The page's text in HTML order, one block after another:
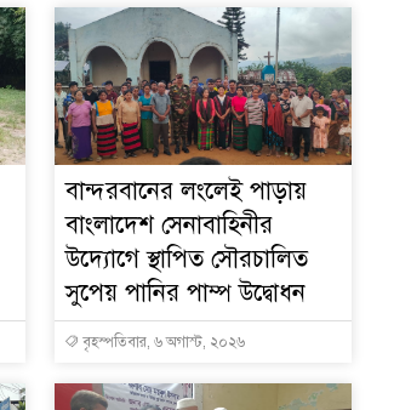
বান্দরবানের লংলেই পাড়ায়
বাংলাদেশ সেনাবাহিনীর
উদ্যোগে স্থাপিত সৌরচালিত
সুপেয় পানির পাম্প উদ্বোধন
বৃহস্পতিবার, ৬ অগাস্ট, ২০২৬